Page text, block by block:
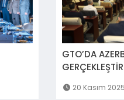
GTO’DA
20 Kasım 2025